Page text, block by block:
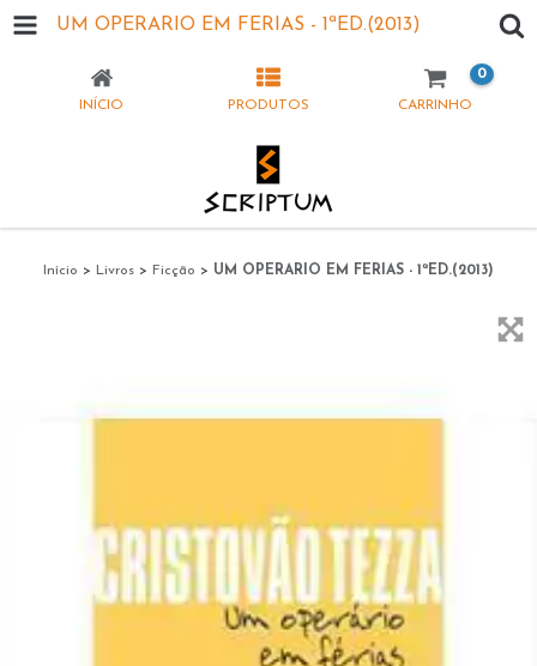
UM OPERARIO EM FERIAS - 1ªED.(2013)
INÍCIO PRODUTOS CARRINHO
0
Início > Livros > Ficção > UM OPERARIO EM FERIAS - 1ªED.(2013)